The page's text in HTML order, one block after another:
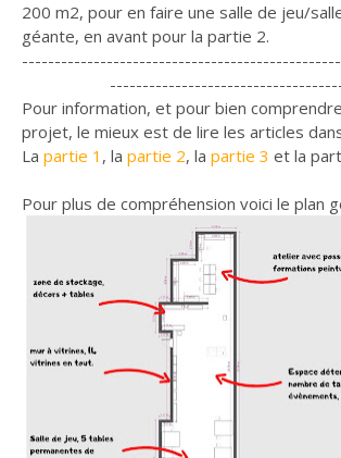
200 m2, pour en faire une salle de jeu/
géante, en avant pour la partie 2.
Pour information, et pour bien
projet, le mieux est de lire les articles
La partie 1 , la partie 2, la partie 3 et la
Pour plus de compréhension voici le plan